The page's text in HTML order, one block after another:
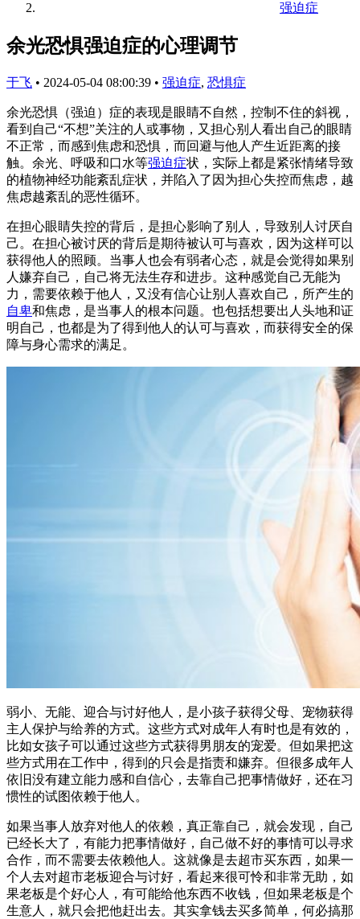
强迫症
余光恐惧强迫症的心理调节
于飞 • 2024-05-04 08:00:39 • 强迫症, 恐惧症
余光恐惧（强迫）症的表现是眼睛不自然，控制不住的斜视，
看到自己“不想”关注的人或事物，又担心别人看出自己的眼睛
不正常，而感到焦虑和恐惧，而回避与他人产生近距离的接
触。余光、呼吸和口水等强迫症状，实际上都是紧张情绪导致
的植物神经功能紊乱症状，并陷入了因为担心失控而焦虑，越
焦虑越紊乱的恶性循环。
在担心眼睛失控的背后，是担心影响了别人，导致别人讨厌自
己。在担心被讨厌的背后是期待被认可与喜欢，因为这样可以
获得他人的照顾。当事人也会有弱者心态，就是会觉得如果别
人嫌弃自己，自己将无法生存和进步。这种感觉自己无能为
力，需要依赖于他人，又没有信心让别人喜欢自己，所产生的
自卑和焦虑，是当事人的根本问题。也包括想要出人头地和证
明自己，也都是为了得到他人的认可与喜欢，而获得安全的保
障与身心需求的满足。
弱小、无能、迎合与讨好他人，是小孩子获得父母、宠物获得
主人保护与给养的方式。这些方式对成年人有时也是有效的，
比如女孩子可以通过这些方式获得男朋友的宠爱。但如果把这
些方式用在工作中，得到的只会是指责和嫌弃。但很多成年人
依旧没有建立能力感和自信心，去靠自己把事情做好，还在习
惯性的试图依赖于他人。
如果当事人放弃对他人的依赖，真正靠自己，就会发现，自己
已经长大了，有能力把事情做好，自己做不好的事情可以寻求
合作，而不需要去依赖他人。这就像是去超市买东西，如果一
个人去对超市老板迎合与讨好，看起来很可怜和非常无助，如
果老板是个好心人，有可能给他东西不收钱，但如果老板是个
生意人，就只会把他赶出去。其实拿钱去买多简单，何必搞那